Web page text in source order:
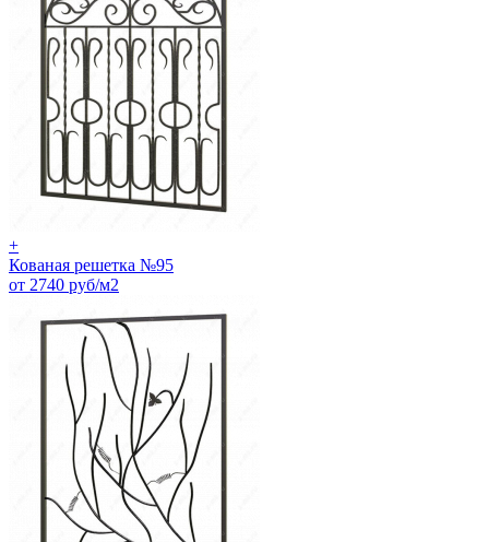
+
Кованая решетка №95
от 2740 руб/м2